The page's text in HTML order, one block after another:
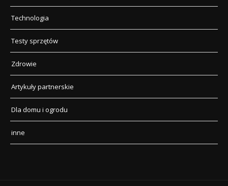
Technologia
Testy sprzętów
Zdrowie
Artykuły partnerskie
Dla domu i ogrodu
inne